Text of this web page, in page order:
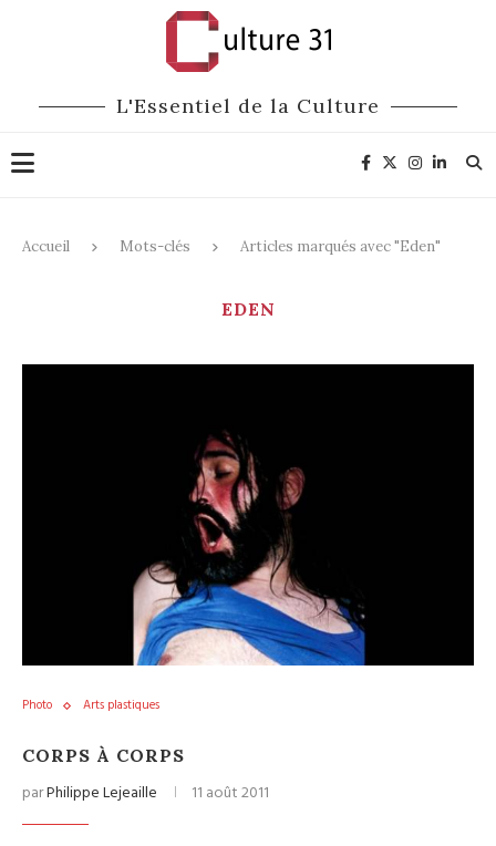
L'Essentiel de la Culture
Accueil Mots-clés Articles marqués avec "Eden"
EDEN
Photo Arts plastiques
CORPS À CORPS
parPhilippe Lejeaille 11 août 2011